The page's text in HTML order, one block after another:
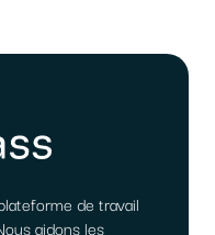
de travail
aidons les